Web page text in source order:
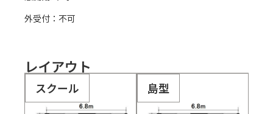
外受付：不可
レイアウト
スクール 島型